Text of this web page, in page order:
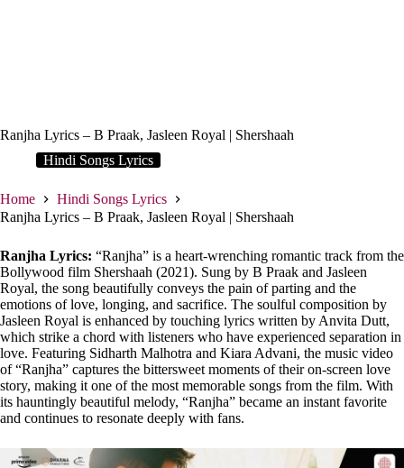
Ranjha Lyrics – B Praak, Jasleen Royal | Shershaah
Hindi Songs Lyrics
Home
Hindi Songs Lyrics
Ranjha Lyrics – B Praak, Jasleen Royal | Shershaah
Ranjha Lyrics: “Ranjha” is a heart-wrenching romantic track from the
Bollywood film Shershaah (2021). Sung by B Praak and Jasleen
Royal, the song beautifully conveys the pain of parting and the
emotions of love, longing, and sacrifice. The soulful composition by
Jasleen Royal is enhanced by touching lyrics written by Anvita Dutt,
which strike a chord with listeners who have experienced separation in
love. Featuring Sidharth Malhotra and Kiara Advani, the music video
of “Ranjha” captures the bittersweet moments of their on-screen love
story, making it one of the most memorable songs from the film. With
its hauntingly beautiful melody, “Ranjha” became an instant favorite
and continues to resonate deeply with fans.